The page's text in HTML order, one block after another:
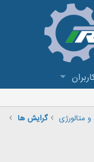
متالورژی گرایش ها